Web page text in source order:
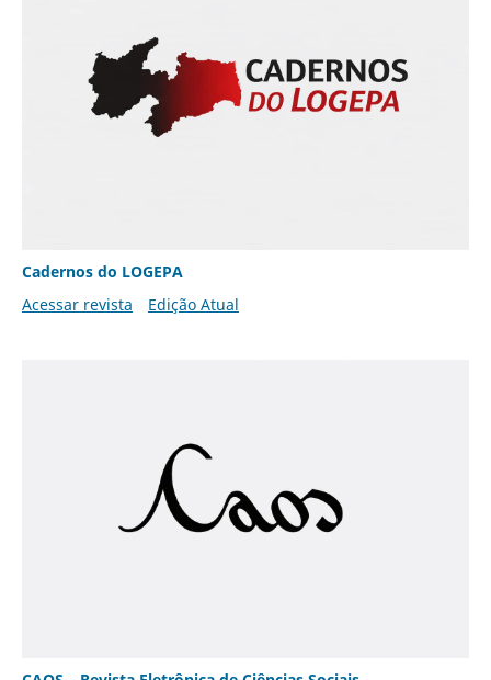
Cadernos do LOGEPA
Acessar revista
Edição Atual